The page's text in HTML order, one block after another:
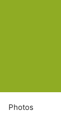
Photos